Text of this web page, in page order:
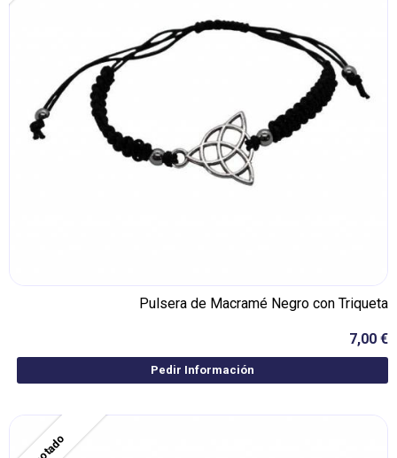
Pulsera de Macramé Negro con Triqueta
7,00 €
Pedir Información